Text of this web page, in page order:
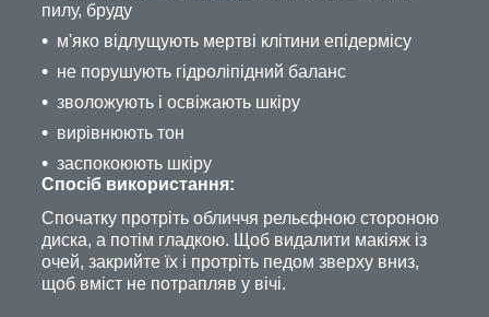
пилу, бруду
м'яко відлущують мертві клітини епідермісу
не порушують гідроліпідний баланс
зволожують і освіжають шкіру
вирівнюють тон
заспокоюють шкіру
Спосіб використання:
Спочатку протріть обличчя рельєфною стороною
диска, а потім гладкою. Щоб видалити макіяж із
очей, закрийте їх і протріть педом зверху вниз,
щоб вміст не потрапляв у вічі.